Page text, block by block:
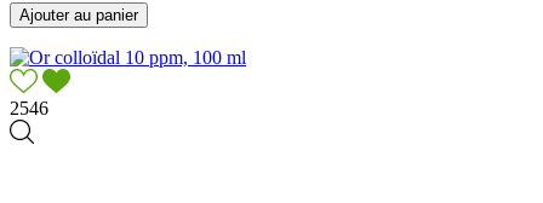
Ajouter au panier
2546